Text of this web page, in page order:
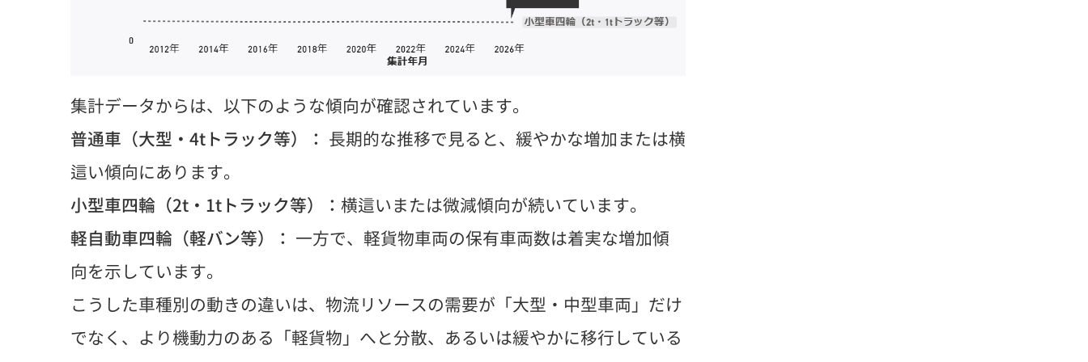
集計データからは、以下のような傾向が確認されています。
普通車（大型・4tトラック等）： 長期的な推移で見ると、緩やかな増加または横
這い傾向にあります。
小型車四輪（2t・1tトラック等）： 横這いまたは微減傾向が続いています。
軽自動車四輪（軽バン等）： 一方で、軽貨物車両の保有車両数は着実な増加傾
向を示しています。
こうした車種別の動きの違いは、物流リソースの需要が「大型・中型車両」だけ
でなく、より機動力のある「軽貨物」へと分散、あるいは緩やかに移行している